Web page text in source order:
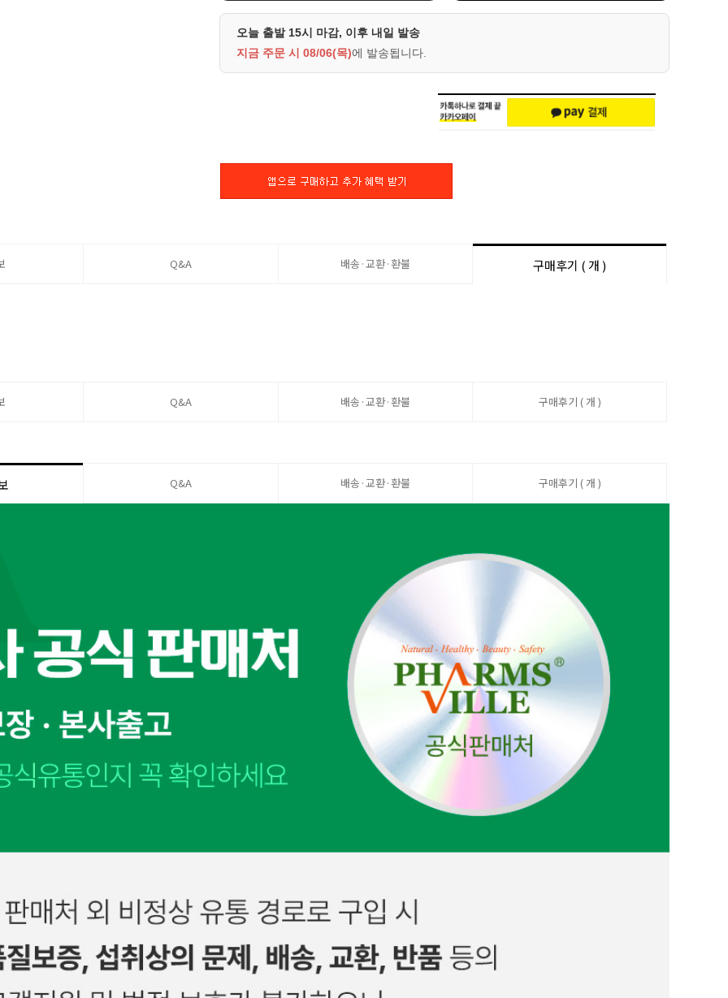
오늘 출발 15시 마감, 이후 내일 발송
지금 주문 시 08/06(목)에 발송됩니다.
Q&A 배송·교환·환불 구매후기 ( 개 )
Q&A 배송·교환·환불 구매후기 ( 개 )
Q&A 배송·교환·환불 구매후기 ( 개 )